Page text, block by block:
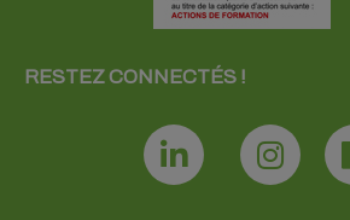
RESTEZ CONNECTÉS !